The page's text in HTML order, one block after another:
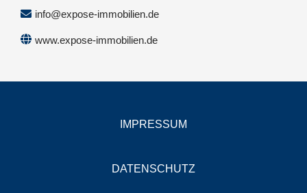
info@expose-immobilien.de
www.expose-immobilien.de
IMPRESSUM
DATENSCHUTZ